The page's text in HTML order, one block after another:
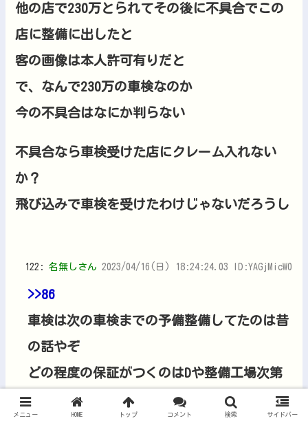
他の店で230万とられてその後に不具合でこの
店に整備に出したと
客の画像は本人許可有りだと
で、なんで230万の車検なのか
今の不具合はなにか判らない
不具合なら車検受けた店にクレーム入れない
か？
飛び込みで車検を受けたわけじゃないだろうし
122: 名無しさん 2023/04/16(日) 18:24:24.03 ID:YAGjMicW0
>>86
車検は次の車検までの予備整備してたのは昔
の話やぞ
どの程度の保証がつくのはDや整備工場次第
メニュー HOME トップ コメント 検索 サイドバー